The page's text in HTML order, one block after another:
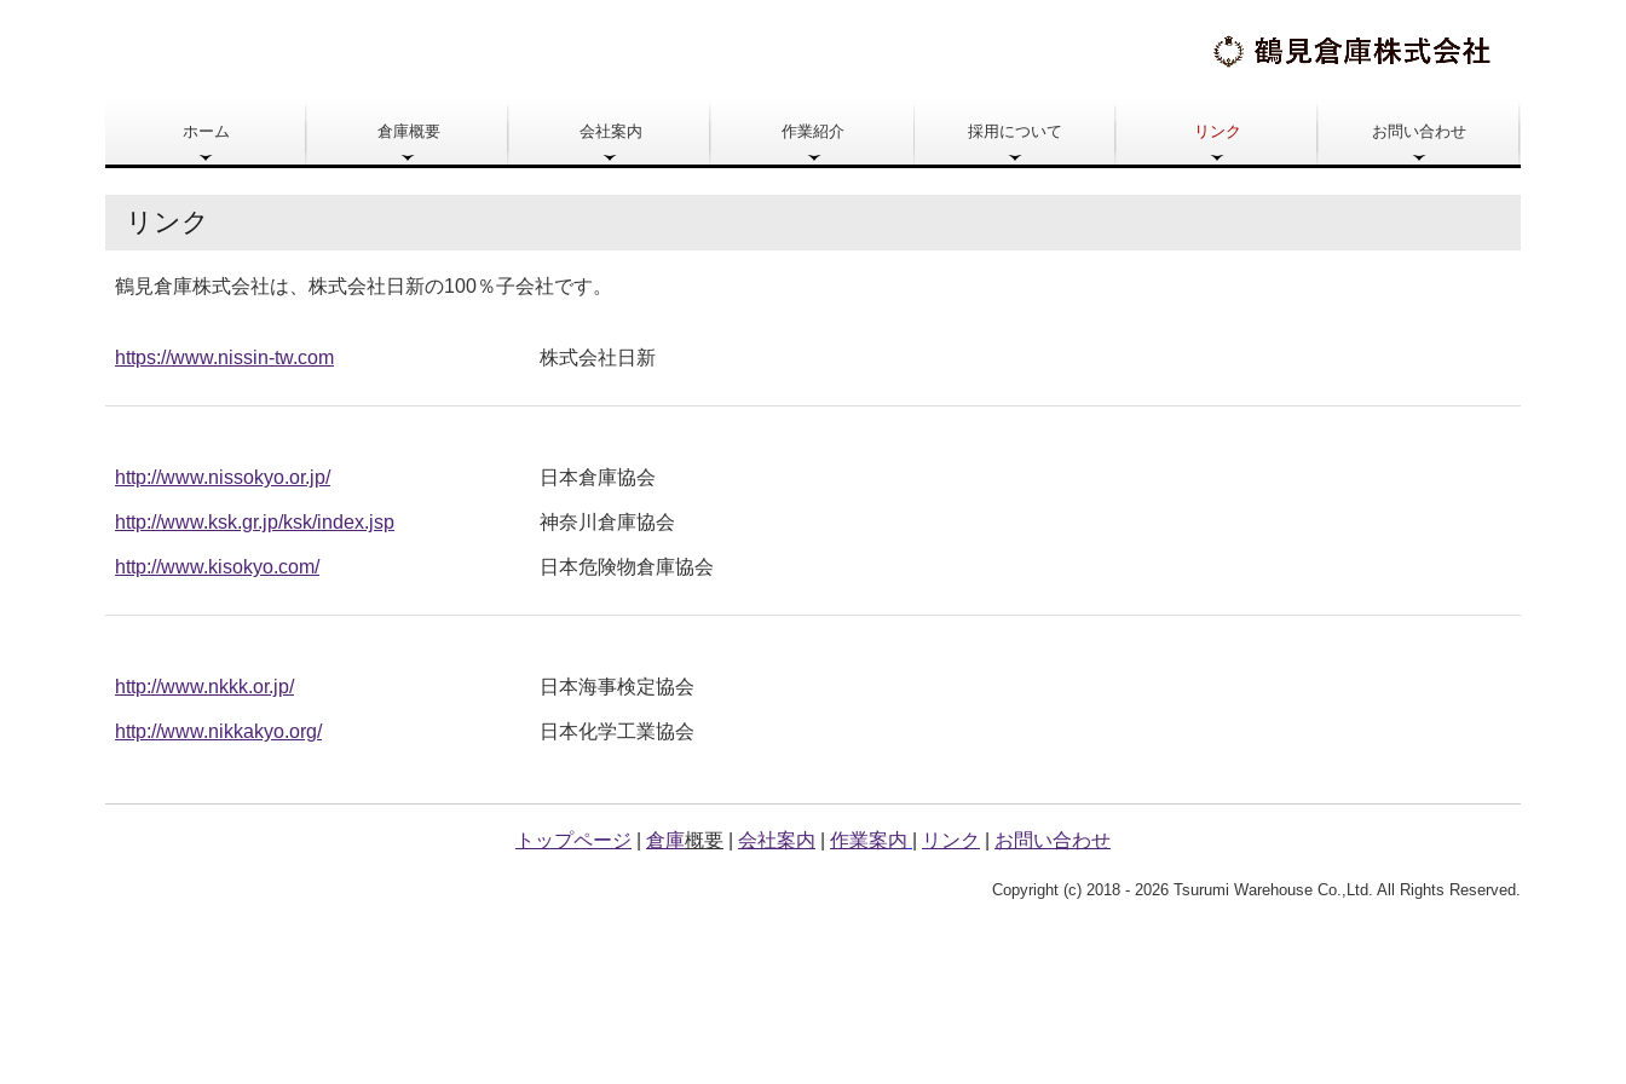
ホーム 倉庫概要 会社案内 作業紹介 採用について リンク お問い合わせ
リンク
鶴見倉庫株式会社は、株式会社日新の100％子会社です。
https://www.nissin-tw.com 株式会社日新
http://www.nissokyo.or.jp/ 日本倉庫協会
http://www.ksk.gr.jp/ksk/index.jsp 神奈川倉庫協会
http://www.kisokyo.com/ 日本危険物倉庫協会
http://www.nkkk.or.jp/ 日本海事検定協会
http://www.nikkakyo.org/ 日本化学工業協会
トップページ 倉庫概要 会社案内 作業案内 リンク お問い合わせ
Copyright (c) 2018 - 2026 Tsurumi Warehouse Co.,Ltd. All Rights Reserved.